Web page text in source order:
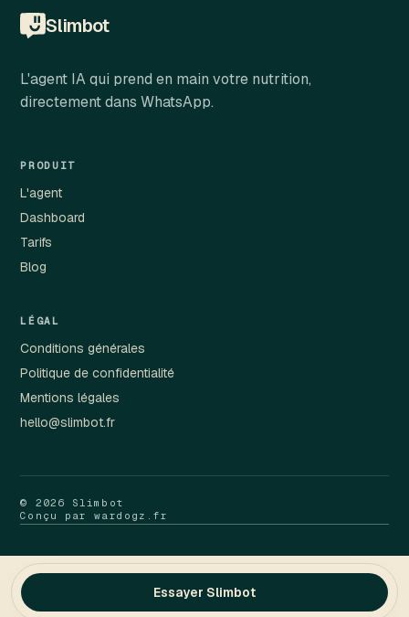
Slimbot
L'agent IA qui prend en main votre nutrition,
directement dans WhatsApp.
PRODUIT
L'agent
Dashboard
Tarifs
Blog
LÉGAL
Conditions générales
Politique de confidentialité
Mentions légales
hello@slimbot.fr
© 2026 Slimbot
Conçu par wardogz.fr
Essayer Slimbot